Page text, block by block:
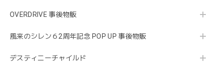
OVERDRIVE 事後物販
風来のシレン６2周年記念 POP UP 事後物販
デスティニーチャイルド